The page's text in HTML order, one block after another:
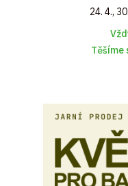
24. 4.,
Těšíme